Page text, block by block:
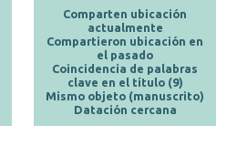
Comparten ubicación
actualmente
Compartieron ubicación en
el pasado
Coincidencia de palabras
clave en el título (9)
Mismo objeto (manuscrito)
Datación cercana